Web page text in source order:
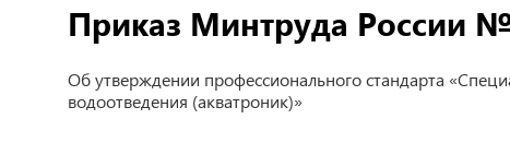
Приказ Минтруда России
Об утверждении профессионального стандарта
водоотведения (акватроник)»